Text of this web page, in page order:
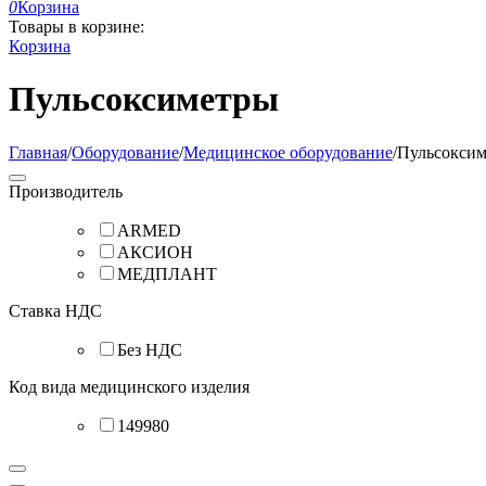
0Корзина
Товары в корзине:
Корзина
Пульсоксиметры
Главная/Оборудование/Медицинское оборудование/
Производитель
ARMED
АКСИОН
МЕДПЛАНТ
Ставка НДС
Без НДС
Код вида медицинского изделия
149980